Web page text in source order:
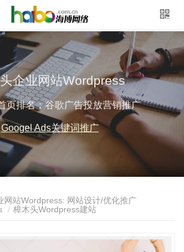
企业网站Wordpress
页排名；谷歌广告投放营销推广
Googel Ads关键词推广
网站Wordpress: 网站设计/优化推广
樟木头Wordpress建站